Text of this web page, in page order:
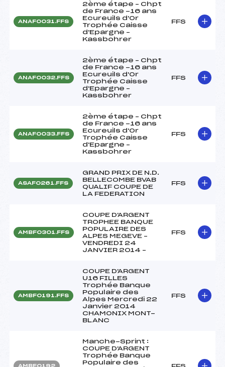
ANAF0031.FFS
2ème étape – Chpt
de France -16 ans
Ecureuils d'Or
Trophée Caisse
d'Epargne –
Kassbohrer
FFS
ANAF0032.FFS
2ème étape – Chpt
de France -16 ans
Ecureuils d'Or
Trophée Caisse
d'Epargne –
Kassbohrer
FFS
ANAF0033.FFS
2ème étape – Chpt
de France -16 ans
Ecureuils d'Or
Trophée Caisse
d'Epargne –
Kassbohrer
FFS
ASAF0261.FFS
GRAND PRIX DE N.D.
BELLECOMBE BVAB
QUALIF COUPE DE
LA FEDERATION
FFS
AMBF0301.FFS
COUPE D'ARGENT
TROPHEE BANQUE
POPULAIRE DES
ALPES MEGEVE –
VENDREDI 24
JANVIER 2014 –
FFS
AMBF0191.FFS
COUPE D'ARGENT
U16 FILLES
Trophée Banque
Populaire des
Alpes Mercredi 22
Janvier 2014
CHAMONIX MONT-
BLANC
FFS
AMBF0192
Manche-Sprint :
COUPE D'ARGENT
Trophée Banque
Populaire des
FFS